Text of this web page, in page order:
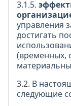
3.1.5.
управления
достигать
(временных,
3.2. В
следующие